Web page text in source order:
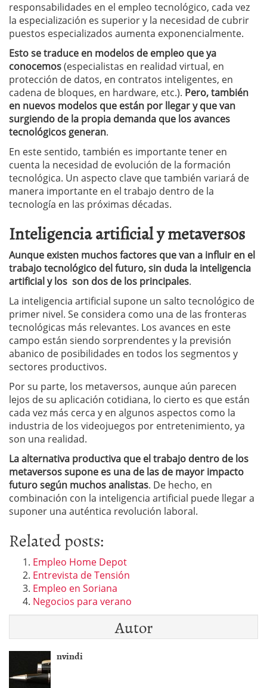
responsabilidades en el empleo tecnológico, cada vez
la especialización es superior y la necesidad de cubrir
puestos especializados aumenta exponencialmente.
Esto se traduce en modelos de empleo que ya
conocemos(especialistas en realidad virtual, en
protección de datos, en contratos inteligentes, en
cadena de bloques, en hardware, etc.). Pero, también
en nuevos modelos que están por llegar y que van
surgiendo de la propia demanda que los avances
tecnológicos generan.
En este sentido, también es importante tener en
cuenta la necesidad de evolución de la formación
tecnológica. Un aspecto clave que también variará de
manera importante en el trabajo dentro de la
tecnología en las próximas décadas.
Inteligencia artificial y metaversos
Aunque existen muchos factores que van a influir en el
trabajo tecnológico del futuro, sin duda la inteligencia
artificial y los son dos de los principales.
La inteligencia artificial supone un salto tecnológico de
primer nivel. Se considera como una de las fronteras
tecnológicas más relevantes. Los avances en este
campo están siendo sorprendentes y la previsión
abanico de posibilidades en todos los segmentos y
sectores productivos.
Por su parte, los metaversos, aunque aún parecen
lejos de su aplicación cotidiana, lo cierto es que están
cada vez más cerca y en algunos aspectos como la
industria de los videojuegos por entretenimiento, ya
son una realidad.
La alternativa productiva que el trabajo dentro de los
metaversos supone es una de las de mayor impacto
futuro según muchos analistas. De hecho, en
combinación con la inteligencia artificial puede llegar a
suponer una auténtica revolución laboral.
Related posts:
Empleo Home Depot
Entrevista de Tensión
Empleo en Soriana
Negocios para verano
Autor
nvindi